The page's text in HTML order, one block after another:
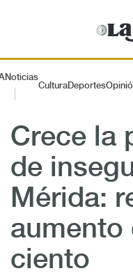
Noticias
CulturaDeportes
Crece la
de
Mérida:
aumento
ciento